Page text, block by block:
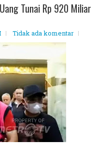
Tunai Rp 920 Miliar
Tidak ada komentar